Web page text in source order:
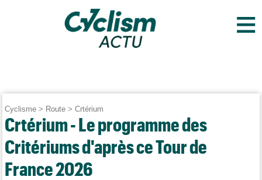
≡
Cyclisme > Route >Crtérium
Crtérium - Le programme des
Critériums d'après ce Tour de
France 2026